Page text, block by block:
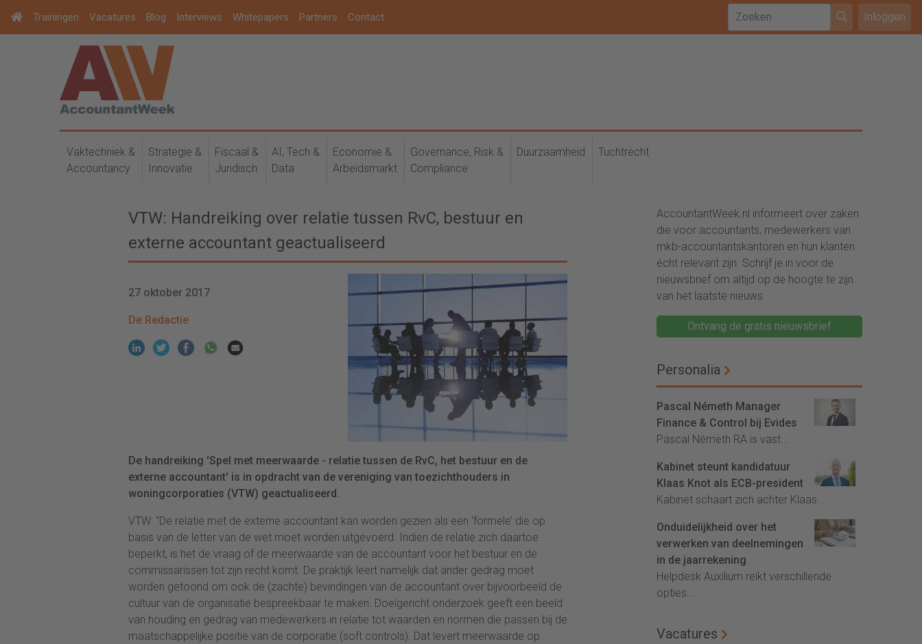
Trainingen Vacatures Blog Interviews Whitepapers Partners Contact Inloggen
Vaktechniek &
Accountancy
Strategie &
Innovatie
Fiscaal &
Juridisch
AI, Tech &
Data
Economie &
Arbeidsmarkt
Governance, Risk &
Compliance
Duurzaamheid Tuchtrecht
VTW: Handreiking over relatie tussen RvC, bestuur en
externe accountant geactualiseerd
27 oktober 2017
De Redactie
De handreiking 'Spel met meerwaarde - relatie tussen de RvC, het bestuur en de
externe accountant' is in opdracht van de vereniging van toezichthouders in
woningcorporaties (VTW) geactualiseerd.
VTW: “De relatie met de externe accountant kan worden gezien als een ‘formele’ die op
basis van de letter van de wet moet worden uitgevoerd. Indien de relatie zich daartoe
beperkt, is het de vraag of de meerwaarde van de accountant voor het bestuur en de
commissarissen tot zijn recht komt. De praktijk leert namelijk dat ander gedrag moet
worden getoond om ook de (zachte) bevindingen van de accountant over bijvoorbeeld de
cultuur van de organisatie bespreekbaar te maken. Doelgericht onderzoek geeft een beeld
van houding en gedrag van medewerkers in relatie tot waarden en normen die passen bij de
maatschappelijke positie van de corporatie (soft controls). Dat levert meerwaarde op.
AccountantWeek.nl informeert over zaken
die voor accountants, medewerkers van
mkb-accountantskantoren en hun klanten
écht relevant zijn. Schrijf je in voor de
nieuwsbrief om altijd op de hoogte te zijn
van het laatste nieuws.
Ontvang de gratis nieuwsbrief
Personalia
Pascal Németh Manager
Finance & Control bij Evides
Pascal Németh RA is vast...
Kabinet steunt kandidatuur
Klaas Knot als ECB-president
Kabinet schaart zich achter Klaas...
Onduidelijkheid over het
verwerken van deelnemingen
in de jaarrekening
Helpdesk Auxilium reikt verschillende
opties...
Vacatures